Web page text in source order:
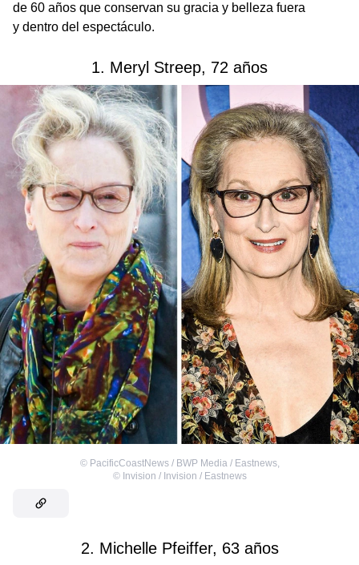
de 60 años que conservan su gracia y belleza fuera
y dentro del espectáculo.
1. Meryl Streep, 72 años
© PacificCoastNews / BWP Media / Eastnews,
© Invision / Invision / Eastnews
2. Michelle Pfeiffer, 63 años